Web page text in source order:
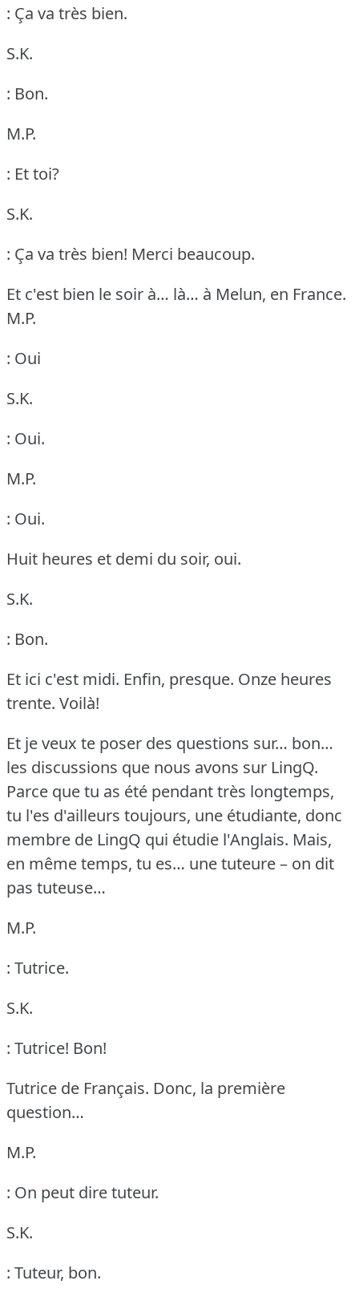
: Ça va très bien.
S.K.
: Bon.
M.P.
: Et toi?
S.K.
: Ça va très bien! Merci beaucoup.
Et c'est bien le soir à… là… à Melun, en France.
M.P.
: Oui
S.K.
: Oui.
M.P.
: Oui.
Huit heures et demi du soir, oui.
S.K.
: Bon.
Et ici c'est midi. Enfin, presque. Onze heures
trente. Voilà!
Et je veux te poser des questions sur… bon…
les discussions que nous avons sur LingQ.
Parce que tu as été pendant très longtemps,
tu l'es d'ailleurs toujours, une étudiante, donc
membre de LingQ qui étudie l'Anglais. Mais,
en même temps, tu es… une tuteure – on dit
pas tuteuse…
M.P.
: Tutrice.
S.K.
: Tutrice! Bon!
Tutrice de Français. Donc, la première
question…
M.P.
: On peut dire tuteur.
S.K.
: Tuteur, bon.